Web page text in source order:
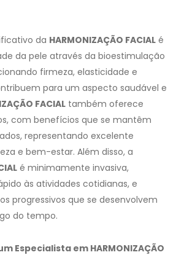
da HARMONIZAÇÃO FACIAL é
da pele através da bioestimulação
firmeza, elasticidade e
para um aspecto saudável e
FACIAL também oferece
com benefícios que se mantêm
representando excelente
e bem-estar. Além disso, a
é minimamente invasiva,
às atividades cotidianas, e
progressivos que se desenvolvem
do tempo.
Especialista em HARMONIZAÇÃO